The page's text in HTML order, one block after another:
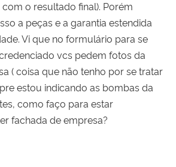
o resultado final). Porém
a peças e a garantia estendida
Vi que no formulário para se
vcs pedem fotos da
( coisa que não tenho por se tratar
estou indicando as bombas da
como faço para estar
fachada de empresa?